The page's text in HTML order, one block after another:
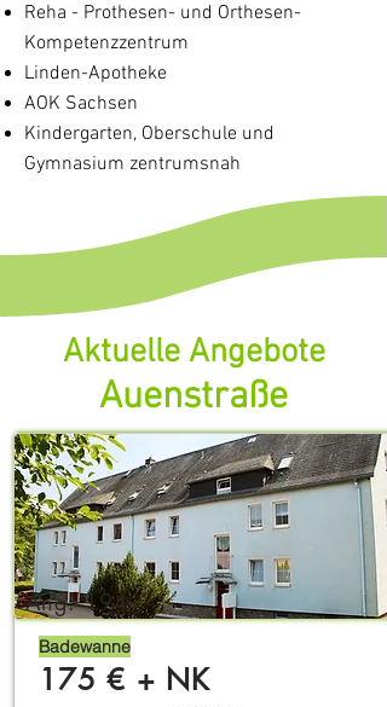
Reha - Prothesen- und Orthesen-
Kompetenzzentrum
Linden-Apotheke
AOK Sachsen
Kindergarten, Oberschule und
Gymnasium zentrumsnah
​Aktuelle Angebote
Auenstraße
Derzeit gibt es hier keine
Wohnungsangebote.
Ang. 194
Badewanne
175 € + NK